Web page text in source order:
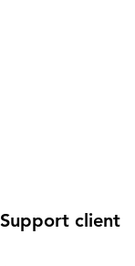
Support client